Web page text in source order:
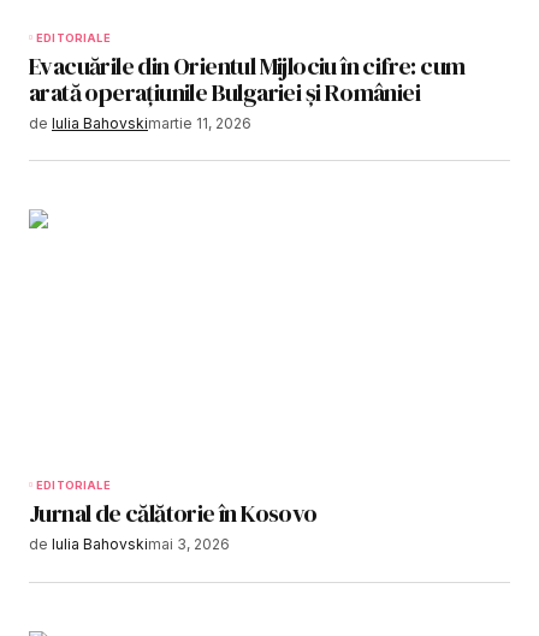
EDITORIALE
Evacuările din Orientul Mijlociu în cifre: cum
arată operațiunile Bulgariei și României
de Iulia Bahovskimartie 11, 2026
EDITORIALE
Jurnal de călătorie în Kosovo
de Iulia Bahovskimai 3, 2026